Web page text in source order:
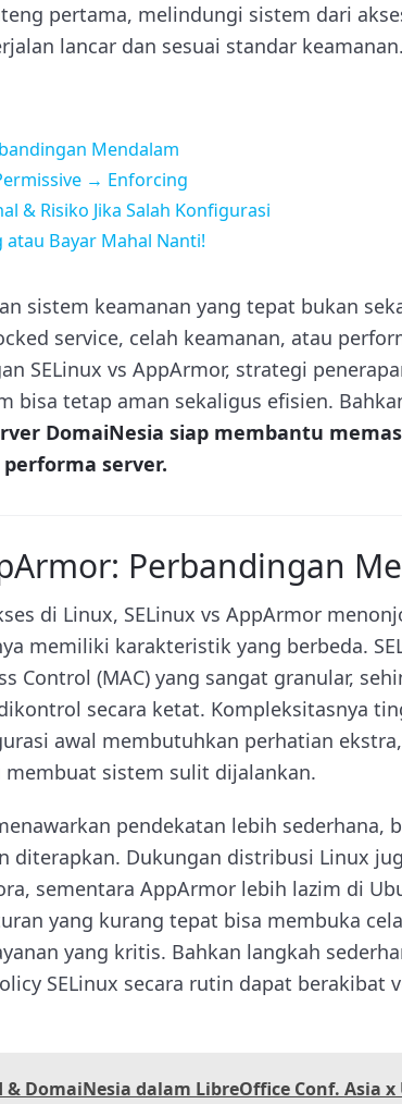
pertama, melindungi sistem dari
lancar dan sesuai standar keamanan.
Mendalam
→ Enforcing
& Risiko Jika Salah Konfigurasi
atau Bayar Mahal Nanti!
sistem keamanan yang tepat bukan
service, celah keamanan, atau
SELinux vs AppArmor, strategi
bisa tetap aman sekaligus efisien.
DomaiNesia siap membantu
server.
Perbandingan
di Linux, SELinux vs AppArmor
memiliki karakteristik yang berbeda.
Control (MAC) yang sangat granular,
secara ketat. Kompleksitasnya
awal membutuhkan perhatian
membuat sistem sulit dijalankan.
pendekatan lebih sederhana,
diterapkan. Dukungan distribusi Linux
sementara AppArmor lebih lazim di
yang kurang tepat bisa membuka
yang kritis. Bahkan langkah
SELinux secara rutin dapat berakibat
DomaiNesia dalam LibreOffice Conf. Asia x